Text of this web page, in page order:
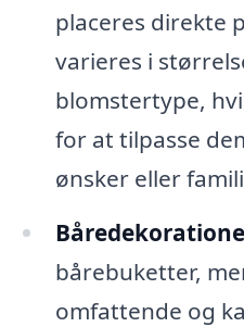
placeres direkte
varieres i
blomstertype,
for at tilpasse
ønsker eller
bårebuketter,
omfattende og